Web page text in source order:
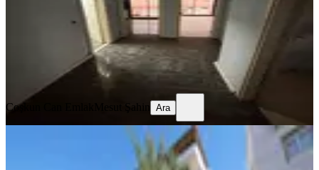
15.000 ₺
Coşkun Can EmlakMesut Şahin
Coşkun Can Emlak Mesut Şahin Ara
Çağrı Emlak'tan Kızılarık Mah.
Bakımlı 2+1 Yüksek Giriş Daire